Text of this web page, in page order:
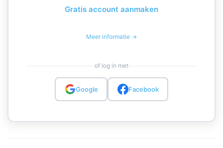
Gratis account aanmaken
Meer informatie →
of log in met
Google Facebook